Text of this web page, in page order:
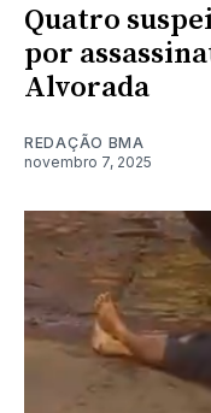
Quatro
por
Alvorada
REDAÇÃO BMA
novembro 7, 2025